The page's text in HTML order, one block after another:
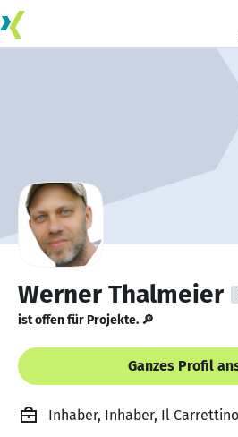
Werner Thalmeier
ist offen für Projekte. 🔎
Ganzes Profil
Inhaber, Inhaber, Il Carrettino